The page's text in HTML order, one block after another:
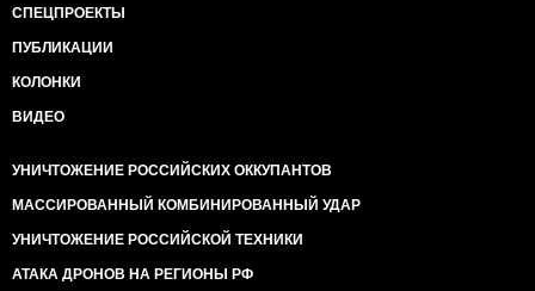
СПЕЦПРОЕКТЫ
ПУБЛИКАЦИИ
КОЛОНКИ
ВИДЕО
УНИЧТОЖЕНИЕ РОССИЙСКИХ ОККУПАНТОВ
МАССИРОВАННЫЙ КОМБИНИРОВАННЫЙ УДАР
УНИЧТОЖЕНИЕ РОССИЙСКОЙ ТЕХНИКИ
АТАКА ДРОНОВ НА РЕГИОНЫ РФ